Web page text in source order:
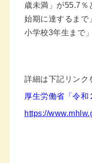
歳未満」が55.7％
始期に達するまで
小学校3年生まで
詳細は下記リンク
厚生労働省「令和
https://